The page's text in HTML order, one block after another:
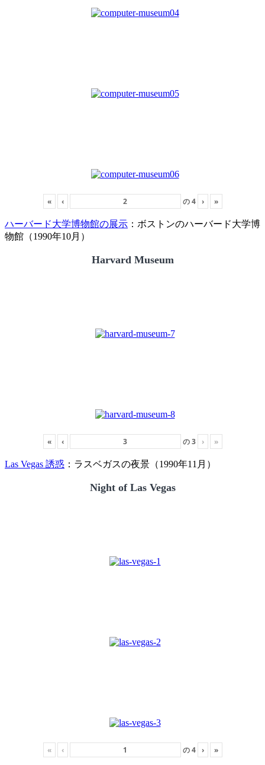
« ‹ の4 › »
ハーバード大学博物館の展示 ：ボストンのハーバード大学博
物館（1990年10月）
Harvard Museum
« ‹ の3 › »
Las Vegas 誘惑 ：ラスベガスの夜景（1990年11月）
Night of Las Vegas
« ‹ の4 › »